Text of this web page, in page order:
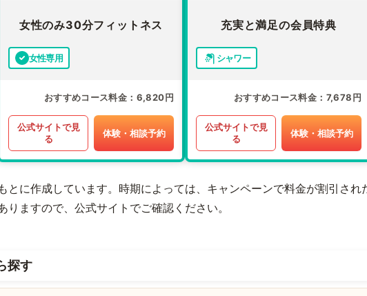
女性のみ30分フィットネス
女性専用
おすすめコース料金 6,820円
公式サイトで見
る
体験・相談予約
充実と満足の会員特典
シャワー
おすすめコース料金 7,678円
公式サイトで見
る
体験・相談予約
とに作成しています。時期によっては、キャンペーンで料金が割引され
ますので、公式サイトでご確認ください。
探す